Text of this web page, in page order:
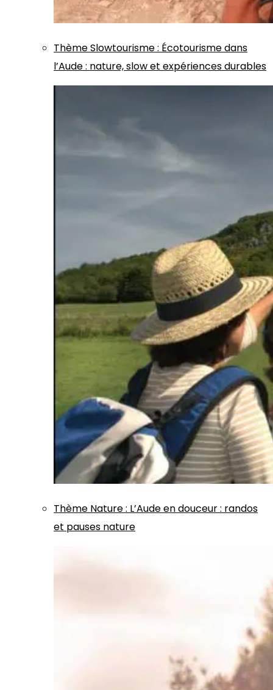
ThèmeSlowtourisme: Écotourisme dans
l’Aude : nature, slow et expériences durables
Thème Nature: L’Aude en douceur : randos
et pauses nature